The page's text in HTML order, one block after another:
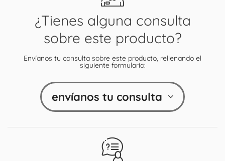
¿Tienes alguna consulta
sobre este producto?
Envíanos tu consulta sobre este producto, rellenando el
siguiente formulario:
envíanos tu consulta